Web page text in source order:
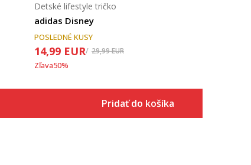
adidas Disney
Detské lifestyle tričko
POSLEDNÉ KUSY
14,99 EUR 29,99EUR
Zľava50%
Pridať do košíka